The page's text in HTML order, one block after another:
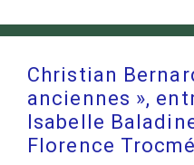
Christian
anciennes »,
Isabelle
Florence